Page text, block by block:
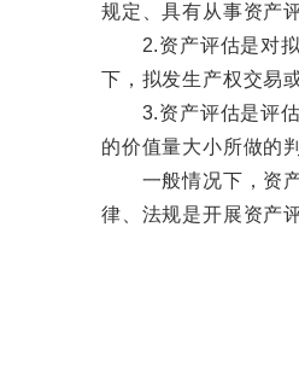
规定、具有从事资产
2.资产评估是对拟
下，拟发生产权交易
3.资产评估是评估
的价值量大小所做的
一般情况下，资产
律、法规是开展资产